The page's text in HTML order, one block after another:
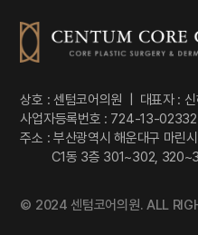
상호 : 센텀코어의원 | 대표자 : 신
사업자등록번호 : 724-13-02332
주소 : 부산광역시 해운대구 마린
C1동 3층 301~302,
© 2024 센텀코어의원. ALL